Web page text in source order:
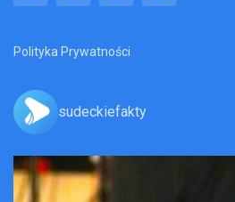
Polityka Prywatności
sudeckiefakty